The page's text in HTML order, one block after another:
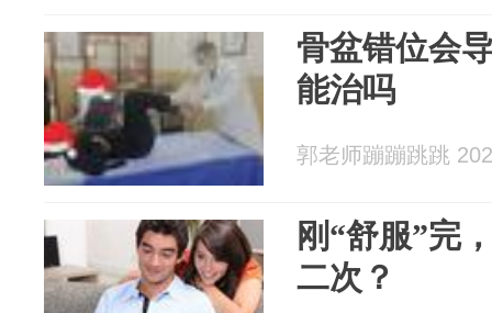
骨盆错位会
能治吗
郭老师蹦蹦跳跳
刚“舒服”完
二次？